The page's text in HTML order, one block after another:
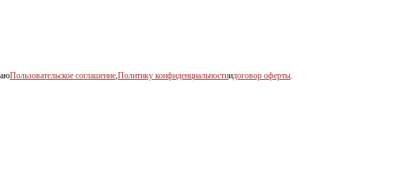
Пользовательское соглашение,Политику конфиденциальностиидоговор оферты.